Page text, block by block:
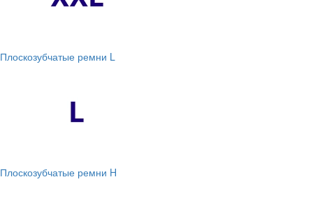
Плоскозубчатые ремни L
Плоскозубчатые ремни H